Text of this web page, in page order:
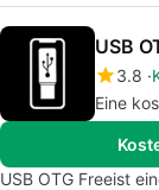
USB
3.8
Eine
USB OTG Freeist